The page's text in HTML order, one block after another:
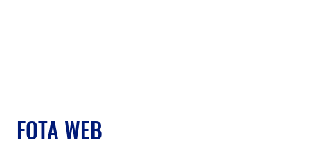
FOTA WEB